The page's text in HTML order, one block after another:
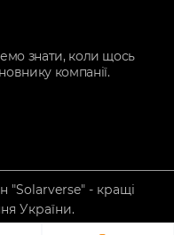
знати, коли щось
компанії.
"Solarverse" - кращі
України.